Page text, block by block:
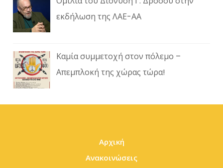
εκδήλωση της ΛΑΕ-ΑΑ
Καμία συμμετοχή στον πόλεμο –
Απεμπλοκή της χώρας τώρα!
Αρχική
Ανακοινώσεις